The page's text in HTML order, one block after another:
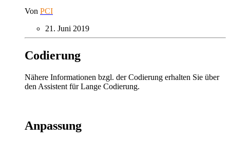
Von PCI
21. Juni 2019
Codierung
Nähere Informationen bzgl. der Codierung erhalten Sie über
den Assistent für Lange Codierung.
Anpassung